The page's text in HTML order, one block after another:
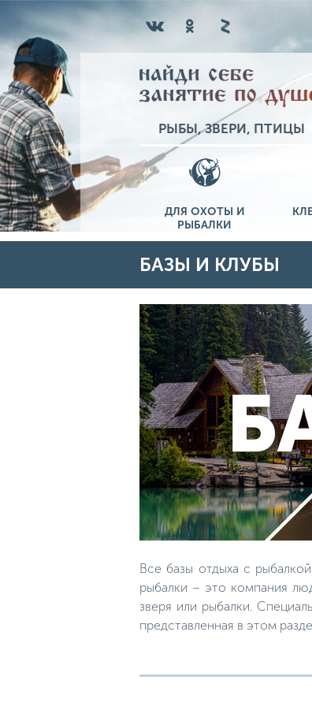
РЫБЫ, ЗВЕРИ, ПТИЦЫ
ДЛЯ ОХОТЫ И
РЫБАЛКИ
БАЗЫ И КЛУБЫ
Все базы отдыха с
рыбалки – это компания
зверя или рыбалки.
представленная в этом